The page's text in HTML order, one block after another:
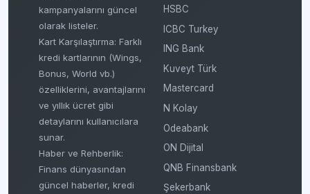
kampanyalarını güncel
olarak listeler.
Kart Karşılaştırma: Farklı
kredi kartlarının (Wings,
Bonus, World vb.)
özelliklerini, avantajlarını
ve yıllık ücret gibi
detaylarını kullanıcılara
sunar.
Haber ve Rehberlik:
Finans dünyasından
güncel haberler, kredi
HSBC
ICBC Turkey
ING Bank
Kuveyt Türk
Mastercard
N Kolay
Odeabank
ON Dijital
QNB Finansbank
Şekerbank